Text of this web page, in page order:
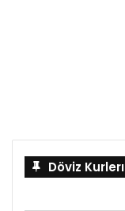
Döviz Kurlerı